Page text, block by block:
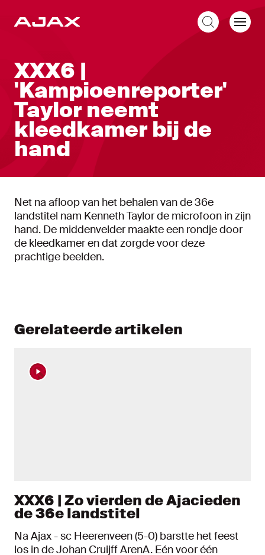
XXX6 |
'Kampioenreporter'
Taylor neemt
kleedkamer bij de
hand
Net na afloop van het behalen van de 36e
landstitel nam Kenneth Taylor de microfoon in zijn
hand. De middenvelder maakte een rondje door
de kleedkamer en dat zorgde voor deze
prachtige beelden.
Gerelateerde artikelen
XXX6 | Zo vierden de Ajacieden
de 36e landstitel
Na Ajax - sc Heerenveen (5-0) barstte het feest
los in de Johan Cruijff ArenA. Eén voor één